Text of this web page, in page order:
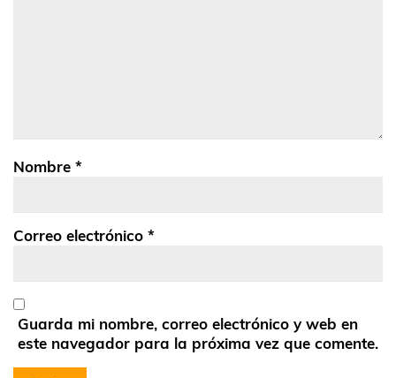
Nombre *
Correo electrónico *
Guarda mi nombre, correo electrónico y web en
este navegador para la próxima vez que comente.